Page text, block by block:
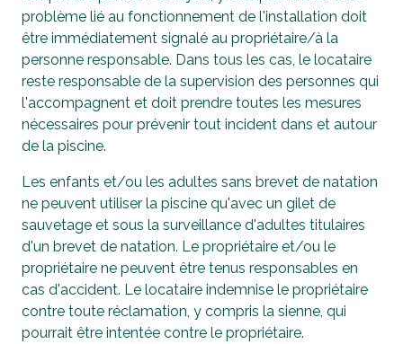
problème lié au fonctionnement de l'installation doit
être immédiatement signalé au propriétaire/à la
personne responsable. Dans tous les cas, le locataire
reste responsable de la supervision des personnes qui
l'accompagnent et doit prendre toutes les mesures
nécessaires pour prévenir tout incident dans et autour
de la piscine.
Les enfants et/ou les adultes sans brevet de natation
ne peuvent utiliser la piscine qu'avec un gilet de
sauvetage et sous la surveillance d'adultes titulaires
d'un brevet de natation. Le propriétaire et/ou le
propriétaire ne peuvent être tenus responsables en
cas d'accident. Le locataire indemnise le propriétaire
contre toute réclamation, y compris la sienne, qui
pourrait être intentée contre le propriétaire.